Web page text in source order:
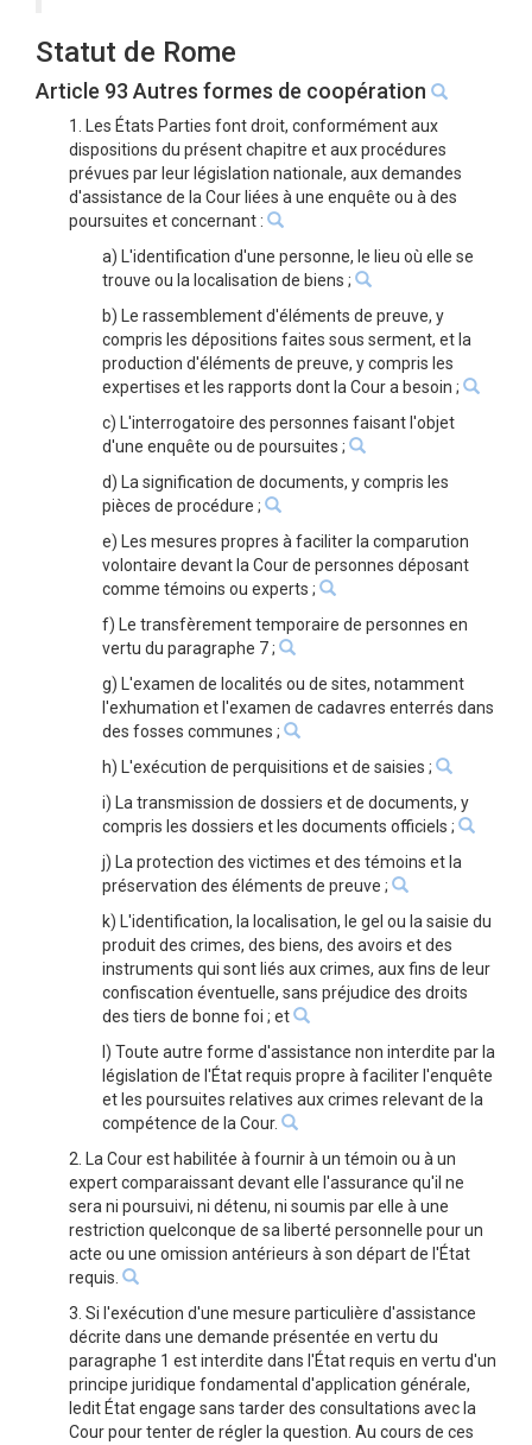
Statut de Rome
Article 93 Autres formes de coopération
1. Les États Parties font droit, conformément aux
dispositions du présent chapitre et aux procédures
prévues par leur législation nationale, aux demandes
d'assistance de la Cour liées à une enquête ou à des
poursuites et concernant :
a) L'identification d'une personne, le lieu où elle se
trouve ou la localisation de biens ;
b) Le rassemblement d'éléments de preuve, y
compris les dépositions faites sous serment, et la
production d'éléments de preuve, y compris les
expertises et les rapports dont la Cour a besoin ;
c) L'interrogatoire des personnes faisant l'objet
d'une enquête ou de poursuites ;
d) La signification de documents, y compris les
pièces de procédure ;
e) Les mesures propres à faciliter la comparution
volontaire devant la Cour de personnes déposant
comme témoins ou experts ;
f) Le transfèrement temporaire de personnes en
vertu du paragraphe 7 ;
g) L'examen de localités ou de sites, notamment
l'exhumation et l'examen de cadavres enterrés dans
des fosses communes ;
h) L'exécution de perquisitions et de saisies ;
i) La transmission de dossiers et de documents, y
compris les dossiers et les documents officiels ;
j) La protection des victimes et des témoins et la
préservation des éléments de preuve ;
k) L'identification, la localisation, le gel ou la saisie du
produit des crimes, des biens, des avoirs et des
instruments qui sont liés aux crimes, aux fins de leur
confiscation éventuelle, sans préjudice des droits
des tiers de bonne foi ; et
l) Toute autre forme d'assistance non interdite par la
législation de l'État requis propre à faciliter l'enquête
et les poursuites relatives aux crimes relevant de la
compétence de la Cour.
2. La Cour est habilitée à fournir à un témoin ou à un
expert comparaissant devant elle l'assurance qu'il ne
sera ni poursuivi, ni détenu, ni soumis par elle à une
restriction quelconque de sa liberté personnelle pour un
acte ou une omission antérieurs à son départ de l'État
requis.
3. Si l'exécution d'une mesure particulière d'assistance
décrite dans une demande présentée en vertu du
paragraphe 1 est interdite dans l'État requis en vertu d'un
principe juridique fondamental d'application générale,
ledit État engage sans tarder des consultations avec la
Cour pour tenter de régler la question. Au cours de ces